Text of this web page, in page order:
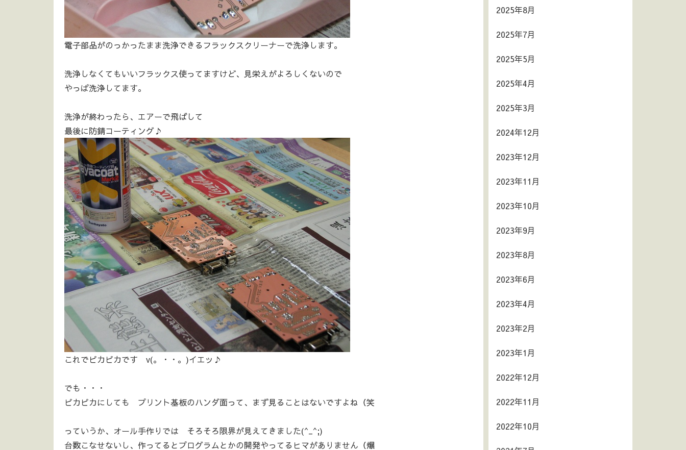
電子部品がのっかったまま洗浄できるフラックスクリーナーで洗浄します。
洗浄しなくてもいいフラックス使ってますけど、見栄えがよろしくないので
やっぱ洗浄してます。
洗浄が終わったら、エアーで飛ばして
最後に防錆コーティング♪
これでピカピカです v(。・・。)イエッ♪
でも・・・
ピカピカにしても プリント基板のハンダ面って、まず見ることはないですよね（笑
っていうか、オール手作りでは そろそろ限界が見えてきました(^_^;)
台数こなせないし、作ってるとプログラムとかの開発やってるヒマがありません（爆
2025年8月
2025年7月
2025年5月
2025年4月
2025年3月
2024年12月
2023年12月
2023年11月
2023年10月
2023年9月
2023年8月
2023年6月
2023年4月
2023年2月
2023年1月
2022年12月
2022年11月
2022年10月